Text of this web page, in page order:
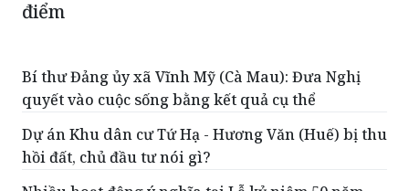
Dự án Khu dân cư Tứ Hạ - Hương Văn (Huế) bị thu
hồi đất, chủ đầu tư nói gì?
Nhiều hoạt động ý nghĩa tại Lễ kỷ niệm 50 năm
thiết lập quan hệ ngoại giao Việt Nam - Thái Lan